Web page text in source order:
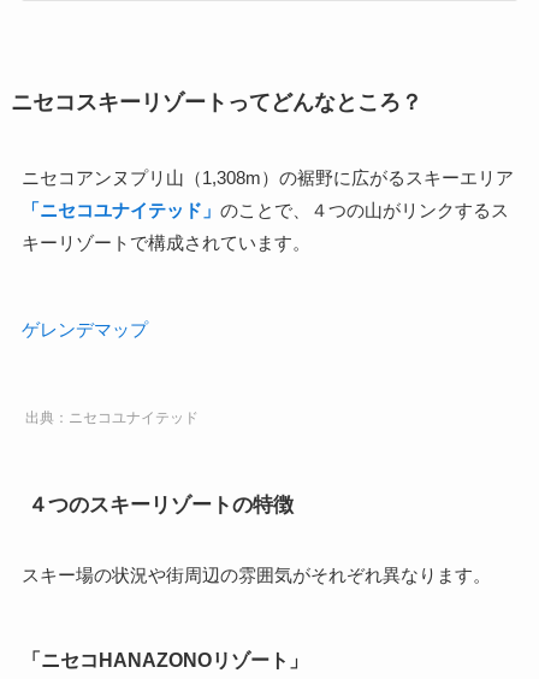
ニセコスキーリゾートってどんなところ？
ニセコアンヌプリ山（1,308m）の裾野に広がるスキーエリア
「ニセコユナイテッド」 のことで、４つの山がリンクするス
キーリゾートで構成されています。
ゲレンデマップ
出典：ニセコユナイテッド
４つのスキーリゾートの特徴
スキー場の状況や街周辺の雰囲気がそれぞれ異なります。
「ニセコHANAZONOリゾート」